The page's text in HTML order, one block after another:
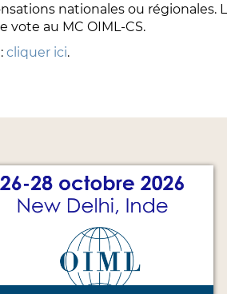
nationales ou régionales.
au MC OIML-CS.
cliquer ici.